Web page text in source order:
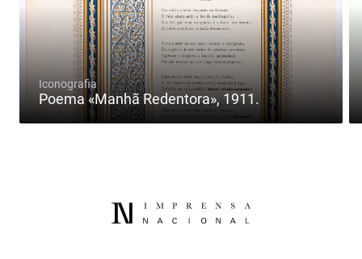
Iconografia
Poema «Manhã Redentora», 1911.